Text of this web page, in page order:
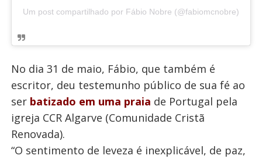
Um post compartilhado por Fábio Nobre (@fabiomcnobre)
No dia 31 de maio, Fábio, que também é
escritor, deu testemunho público de sua fé ao
ser batizado em uma praia de Portugal pela
igreja CCR Algarve (Comunidade Cristã
Renovada).
“O sentimento de leveza é inexplicável, de paz,